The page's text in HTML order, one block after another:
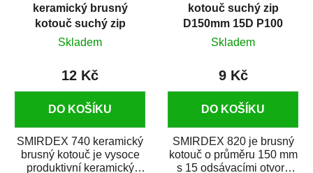
keramický brusný
kotouč suchý zip
D150mm 15D P80
Skladem
12 Kč
DO KOŠÍKU
SMIRDEX 740 keramický
brusný kotouč je vysoce
produktivní keramický
kotouč suchý zip
D150mm 15D P100
Skladem
9 Kč
DO KOŠÍKU
SMIRDEX 820 je brusný
kotouč o průměru 150 mm
s 15 odsávacími otvory